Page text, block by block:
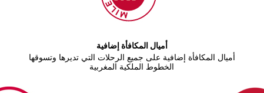
أميال المكافأة إضافية
أميال المكافأة إضافية على جميع الرحلات التي تديرها وتسوقها
الخطوط الملكية المغربية